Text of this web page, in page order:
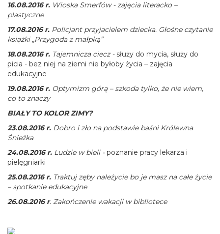
16.08.2016 r. Wioska Smerfów - zajęcia literacko –
plastyczne
17.08.2016 r. Policjant przyjacielem dziecka. Głośne czytanie
książki „Przygoda z małpką”
18.08.2016 r. Tajemnicza ciecz - służy do mycia, służy do
picia - bez niej na ziemi nie byłoby życia – zajęcia
edukacyjne
19.08.2016 r. Optymizm górą – szkoda tylko, że nie wiem,
co to znaczy
BIAŁY TO KOLOR ZIMY?
23.08.2016 r. Dobro i zło na podstawie baśni Królewna
Śnieżka
24.08.2016 r. Ludzie w bieli -poznanie pracy lekarza i
pielęgniarki
25.08.2016 r. Traktuj zęby należycie bo je masz na całe życie
– spotkanie edukacyjne
26.08.2016 r. Zakończenie wakacji w bibliotece